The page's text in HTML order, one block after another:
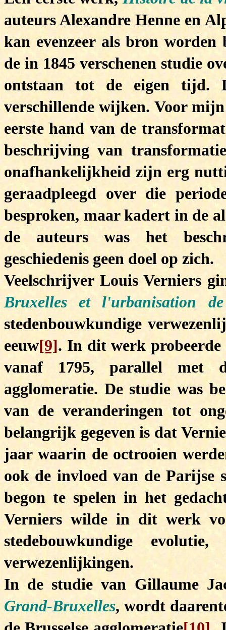
auteurs Alexandre Henne en
kan evenzeer als bron worden
de in 1845 verschenen studie
ontstaan tot de eigen tijd.
verschillende wijken. Voor
eerste hand van de
beschrijving van
onafhankelijkheid zijn erg
geraadpleegd over die
besproken, maar kadert in de
de auteurs was het
geschiedenis geen doel op zich.
Veelschrijver Louis Verniers
Bruxelles et l'urbanisation
stedenbouwkundige
eeuw[9]. In dit werk probeerde
vanaf 1795, parallel met
agglomeratie. De studie was
van de veranderingen tot
belangrijk gegeven is dat
jaar waarin de octrooien
ook de invloed van de Parijse
begon te spelen in het
Verniers wilde in dit werk
stedebouwkundige
verwezenlijkingen.
In de studie van Gillaume
Grand-Bruxelles, wordt